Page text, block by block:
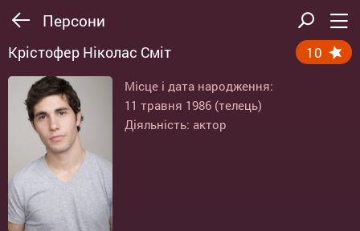
Персони
Крістофер Ніколас Сміт 10
Місце і дата народження:
11 травня 1986 (телець)
Діяльність: актор